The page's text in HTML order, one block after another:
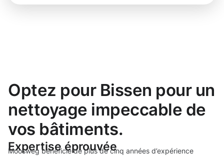
Optez pour Bissen pour un
nettoyage impeccable de
vos bâtiments.
Expertise éprouvée
Moosweg bénéficie de plus de cinq années d’expérience